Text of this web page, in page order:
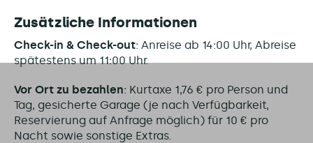
Zusätzliche Informationen
Check-in & Check-out: Anreise ab 14:00 Uhr, Abreise
spätestens um 11:00 Uhr.
Vor Ort zu bezahlen: Kurtaxe 1,76 € pro Person und
Tag, gesicherte Garage (je nach Verfügbarkeit,
Reservierung auf Anfrage möglich) für 10 € pro
Nacht sowie sonstige Extras.